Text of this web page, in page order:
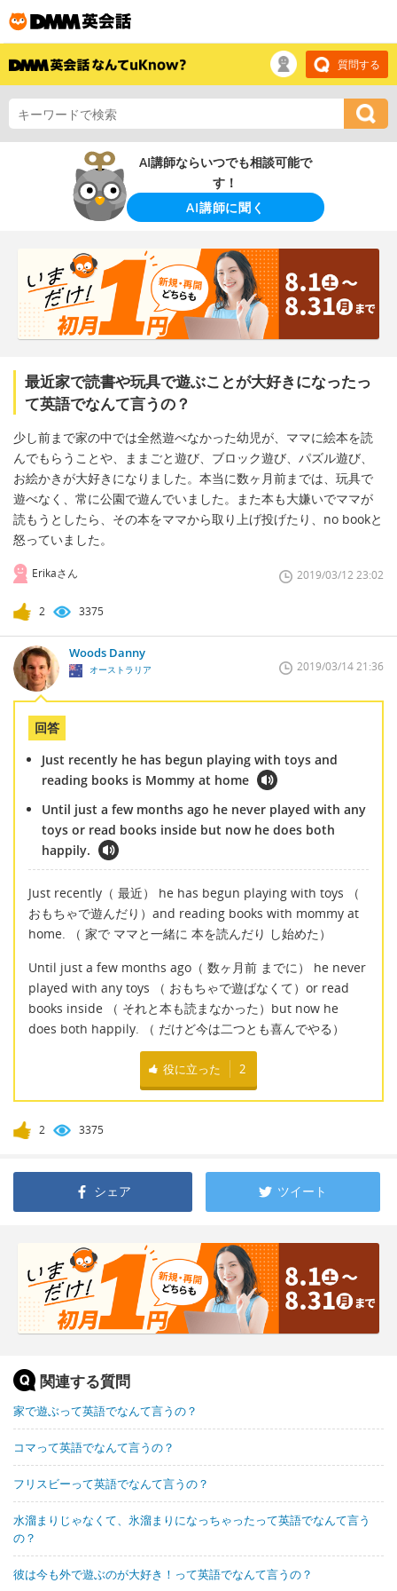
質問する
AI講師ならいつでも相談可能で
す！
AI講師に聞く
最近家で読書や玩具で遊ぶことが大好きになったっ
て英語でなんて言うの？
少し前まで家の中では全然遊べなかった幼児が、ママに絵本を読
んでもらうことや、ままごと遊び、ブロック遊び、パズル遊び、
お絵かきが大好きになりました。本当に数ヶ月前までは、玩具で
遊べなく、常に公園で遊んでいました。また本も大嫌いでママが
読もうとしたら、その本をママから取り上げ投げたり、no bookと
怒っていました。
Erikaさん 2019/03/12 23:02
2 3375
Woods Danny
オーストラリア 2019/03/14 21:36
回答
Just recently he has begun playing with toys and
reading books is Mommy at home
Until just a few months ago he never played with any
toys or read books inside but now he does both
happily.
Just recently（ 最近） he has begun playing with toys （
おもちゃで遊んだり）and reading books with mommy at
home. （ 家で ママと一緒に 本を読んだり し始めた）
Until just a few months ago（ 数ヶ月前 までに） he never
played with any toys （ おもちゃで遊ばなくて）or read
books inside （ それと本も読まなかった）but now he
does both happily. （ だけど今は二つとも喜んでやる）
役に立った 2
2 3375
シェア ツイート
関連する質問
家で遊ぶって英語でなんて言うの？
コマって英語でなんて言うの？
フリスビーって英語でなんて言うの？
水溜まりじゃなくて、氷溜まりになっちゃったって英語でなんて言う
の？
彼は今も外で遊ぶのが大好き！って英語でなんて言うの？